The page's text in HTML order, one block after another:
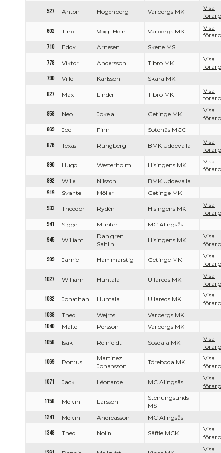
527 Anton Högenberg Varbergs MK
Visa
602 Tino Voigt Hein Varbergs MK
Visa
710
Eddy Arnesen Skene MS
778 Viktor Andersson Tibro MK
Visa
790
Ville Karlsson Skara MK
827 Max Linder Tibro MK
Visa
858 Neo Jokela Getinge MK
Visa
869
Joel Finn Sotenäs MCC
876 Texas Rungberg BMK Uddevalla
Visa
890 Hugo Westerholm Hisingens MK
Visa
892
Wille Nilsson
BMK Uddevalla
919
Svante Möller Getinge MK
933 Theodor Rydén Hisingens MK
Visa
941
Sigge Munter MC Alingsås
945 William
Dahlgren
Sahlin
Hisingens MK
Visa
999 Jamie Hammarstig Getinge MK
Visa
1027 William Huhtala Ullareds MK
Visa
1032 Jonathan Huhtala Ullareds MK
Visa
1038
Theo Wejros
Varbergs MK
1040
Malte Persson Varbergs MK
1058 Isak Reinfeldt Sösdala MK
Visa
1069 Pontus
Martinez
Johansson
Töreboda MK
Visa
1071 Jack Léonarde MC Alingsås
Visa
1158 Melvin Larsson
Stenungsunds
MS
1241
Melvin Andreasson MC Alingsås
1348 Theo Nolin Säffle MCK
Visa
Visa